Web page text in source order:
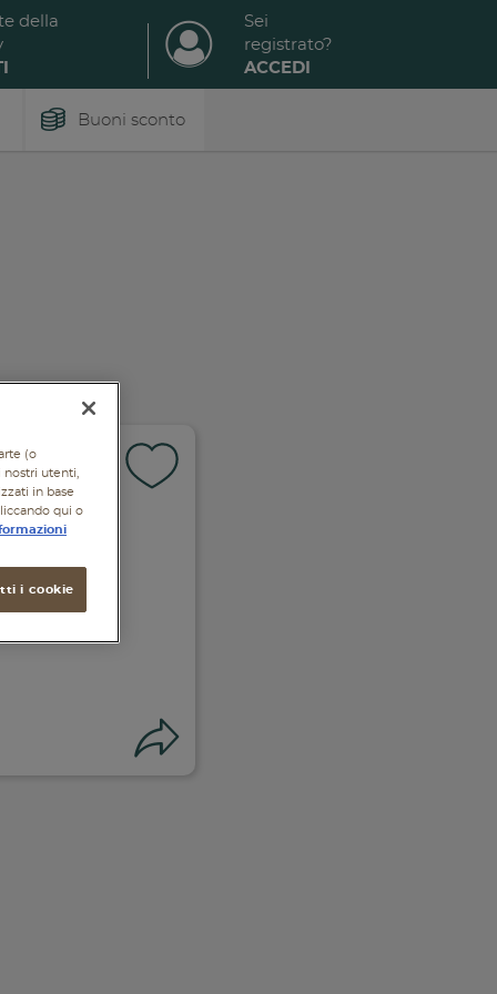
della
Sei
registrato?
ACCEDI
Buoni sconto
facebook
(o
utenti,
in base
qui o
i cookie